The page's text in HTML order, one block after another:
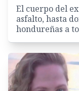
El cuerpo del
asfalto, hasta
hondureñas a